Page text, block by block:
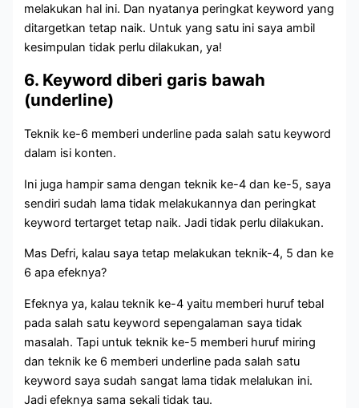
melakukan hal ini. Dan nyatanya peringkat keyword yang
ditargetkan tetap naik. Untuk yang satu ini saya ambil
kesimpulan tidak perlu dilakukan, ya!
6. Keyword diberi garis bawah
(underline)
Teknik ke-6 memberi underline pada salah satu keyword
dalam isi konten.
Ini juga hampir sama dengan teknik ke-4 dan ke-5, saya
sendiri sudah lama tidak melakukannya dan peringkat
keyword tertarget tetap naik. Jadi tidak perlu dilakukan.
Mas Defri, kalau saya tetap melakukan teknik-4, 5 dan ke
6 apa efeknya?
Efeknya ya, kalau teknik ke-4 yaitu memberi huruf tebal
pada salah satu keyword sepengalaman saya tidak
masalah. Tapi untuk teknik ke-5 memberi huruf miring
dan teknik ke 6 memberi underline pada salah satu
keyword saya sudah sangat lama tidak melalukan ini.
Jadi efeknya sama sekali tidak tau.